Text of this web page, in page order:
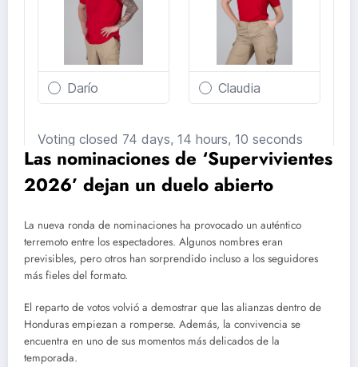
Las nominaciones de ‘Supervivientes
2026’ dejan un duelo abierto
La nueva ronda de nominaciones ha provocado un auténtico
terremoto entre los espectadores. Algunos nombres eran
previsibles, pero otros han sorprendido incluso a los seguidores
más fieles del formato.
El reparto de votos volvió a demostrar que las alianzas dentro de
Honduras empiezan a romperse. Además, la convivencia se
encuentra en uno de sus momentos más delicados de la
temporada.